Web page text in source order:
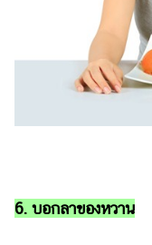
6. บอกลาของหวาน